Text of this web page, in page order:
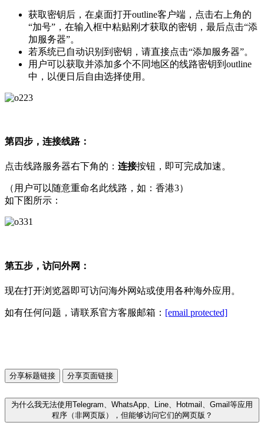
获取密钥后，在桌面打开outline客户端，点击右上角的
“加号”，在输入框中粘贴刚才获取的密钥，最后点击“添
加服务器”。
若系统已自动识别到密钥，请直接点击“添加服务器”。
用户可以获取并添加多个不同地区的线路密钥到outline
中，以便日后自由选择使用。
第四步，连接线路：
点击线路服务器右下角的： 连接按钮，即可完成加速。
（用户可以随意重命名此线路，如：香港3）
如下图所示：
第五步，访问外网：
现在打开浏览器即可访问海外网站或使用各种海外应用。
如有任何问题，请联系官方客服邮箱： [email protected]
分享标题链接 分享页面链接
为什么我无法使用Telegram、WhatsApp、Line、Hotmail、Gmail等应用
程序（非网页版），但能够访问它们的网页版？